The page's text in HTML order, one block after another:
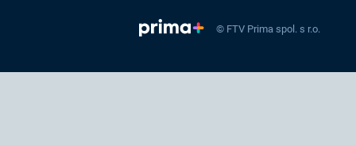
© FTV Prima spol. s r.o.